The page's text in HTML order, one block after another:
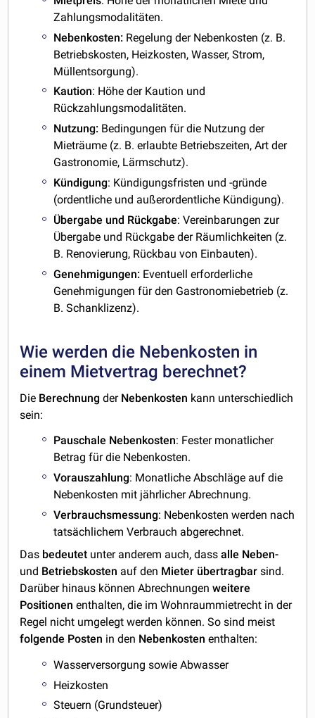
Zahlungsmodalitäten.
Nebenkosten: Regelung der Nebenkosten (z. B.
Betriebskosten, Heizkosten, Wasser, Strom,
Müllentsorgung).
Kaution: Höhe der Kaution und
Rückzahlungsmodalitäten.
Nutzung: Bedingungen für die Nutzung der
Mieträume (z. B. erlaubte Betriebszeiten, Art der
Gastronomie, Lärmschutz).
Kündigung: Kündigungsfristen und -gründe
(ordentliche und außerordentliche Kündigung).
Übergabe und Rückgabe: Vereinbarungen zur
Übergabe und Rückgabe der Räumlichkeiten (z.
B. Renovierung, Rückbau von Einbauten).
Genehmigungen: Eventuell erforderliche
Genehmigungen für den Gastronomiebetrieb (z.
B. Schanklizenz).
Wie werden die Nebenkosten in
einem Mietvertrag berechnet?
Die Berechnung der Nebenkosten kann unterschiedlich
sein:
Pauschale Nebenkosten: Fester monatlicher
Betrag für die Nebenkosten.
Vorauszahlung: Monatliche Abschläge auf die
Nebenkosten mit jährlicher Abrechnung.
Verbrauchsmessung: Nebenkosten werden nach
tatsächlichem Verbrauch abgerechnet.
Das bedeutet unter anderem auch, dassalle Neben-
und Betriebskosten auf den Mieter übertragbar sind.
Darüber hinaus können Abrechnungenweitere
Positionen enthalten, die im Wohnraummietrecht in der
Regel nicht umgelegt werden können. So sind meist
folgende Posten in den Nebenkosten enthalten:
Wasserversorgung sowie Abwasser
Heizkosten
Steuern (Grundsteuer)